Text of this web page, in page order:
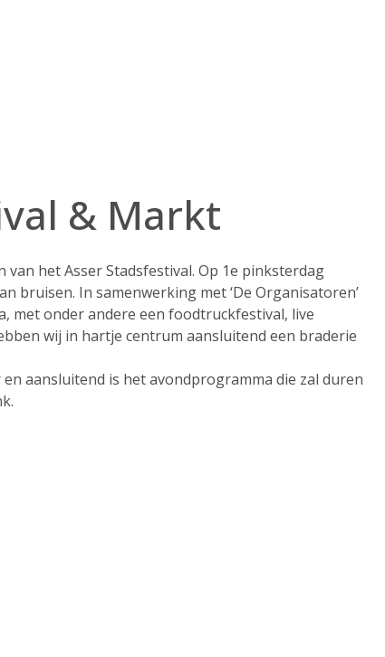
& Markt
het Asser Stadsfestival. Op 1e pinksterdag
bruisen. In samenwerking met ‘De Organisatoren’
met onder andere een foodtruckfestival, live
wij in hartje centrum aansluitend een braderie
aansluitend is het avondprogramma die zal duren